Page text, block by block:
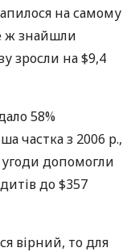
на самому
ж знайшли
зросли на $9,4
58%
частка з 2006 р.,
допомогли
до $357
вірний, то для